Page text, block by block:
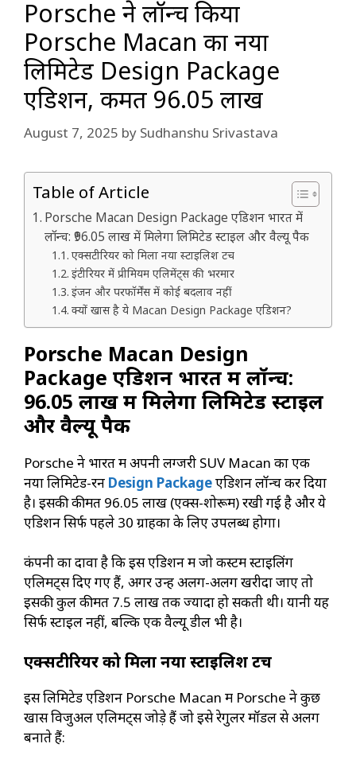
Porsche ने लॉन्च किया
Porsche Macan का नया
लिमिटेड Design Package
एडिशन, कीमत ₹96.05 लाख
August 7, 2025 by Sudhanshu Srivastava
Table of Article
Porsche Macan Design Package एडिशन भारत में
लॉन्च: ₹96.05 लाख में मिलेगा लिमिटेड स्टाइल और वैल्यू पैक
एक्सटीरियर को मिला नया स्टाइलिश टच
इंटीरियर में प्रीमियम एलिमेंट्स की भरमार
इंजन और परफॉर्मेंस में कोई बदलाव नहीं
क्यों खास है ये Macan Design Package एडिशन?
Porsche Macan Design
Package एडिशन भारत में लॉन्च:
₹96.05 लाख में मिलेगा लिमिटेड स्टाइल
और वैल्यू पैक
Porsche ने भारत में अपनी लग्जरी SUV Macan का एक
नया लिमिटेड-रन Design Packageएडिशन लॉन्च कर दिया
है। इसकी कीमत ₹96.05 लाख (एक्स-शोरूम) रखी गई है और ये
एडिशन सिर्फ पहले 30 ग्राहकों के लिए उपलब्ध होगा।
कंपनी का दावा है कि इस एडिशन में जो कस्टम स्टाइलिंग
एलिमेंट्स दिए गए हैं, अगर उन्हें अलग-अलग खरीदा जाए तो
इसकी कुल कीमत ₹7.5 लाख तक ज्यादा हो सकती थी। यानी यह
सिर्फ स्टाइल नहीं, बल्कि एक वैल्यू डील भी है।
एक्सटीरियर को मिला नया स्टाइलिश टच
इस लिमिटेड एडिशन Porsche Macan में Porsche ने कुछ
खास विजुअल एलिमेंट्स जोड़े हैं जो इसे रेगुलर मॉडल से अलग
बनाते हैं: